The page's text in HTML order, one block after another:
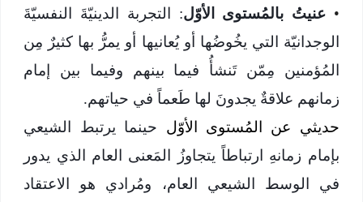
• عنيتُ بالمُستوى الأوّل: التجربة الدينيّةَ النفسيّةَ
الوجدانيّة التي يخُوضُها أو يُعانيها أو يمرُّ بها كثيرٌ مِن
المُؤمنين مِمّن تَنشأُ فيما بينهم وفيما بين إمام
زمانهم علاقةٌ يجدونَ لها طَعماً في حياتهم.
حديثي عن المُستوى الأوّل
حينما يرتبط الشيعي
بإمام زمانهِ ارتباطاً يتجاوزُ المَعنى العام الذي يدور
في الوسط الشيعي العام، ومُرادي هو الاعتقاد